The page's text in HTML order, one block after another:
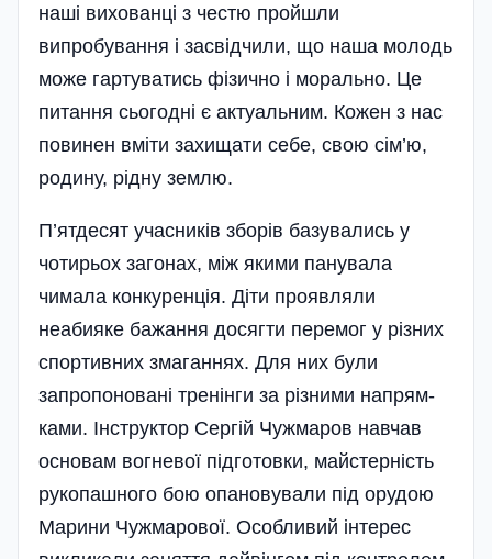
наші вихованці з честю пройшли
випробування і засвідчили, що наша молодь
може гартуватись фізично і морально. Це
питання сьогодні є актуальним. Кожен з нас
повинен вміти захищати себе, свою сім’ю,
родину, рідну землю.
П’ятдесят учасників зборів базувались у
чотирьох загонах, між якими панувала
чимала конкуренція. Діти проявляли
неабияке бажання досягти перемог у різних
спор­тивних змаганнях. Для них були
запропоновані тренінги за різними нап­рям­
ками. Інструктор Се­ргій Чужмаров навчав
основам вогневої підготовки, майстерність
рукопашного бою опановували під орудою
Марини Чужмарової. Особливий інтерес